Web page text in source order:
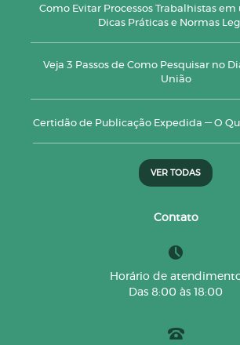
Como Evitar Processos Trabalhistas em
Dicas Práticas e Normas
Veja 3 Passos de Como Pesquisar no
União
Certidão de Publicação Expedida — O
VER TODAS
Contato
Horário de
Das 8:00 às 18:00